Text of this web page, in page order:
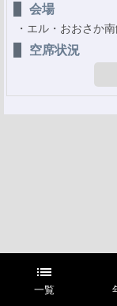
会場
エル・おおさか
空席状況
一覧